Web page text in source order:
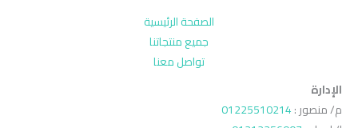
الصفحة الرئيسية
جميع منتجاتنا
تواصل معنا
الإدارة
م/ منصور :01225510214